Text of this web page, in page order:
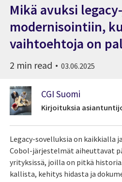
Mikä avuksi
modernisointiin,
vaihtoehtoja on
2 min read 03.06.2025
CGI Suomi
Kirjoituksia
Legacy-sovelluksia on kaikkialla
Cobol-järjestelmät aiheuttavat
yrityksissä, joilla on pitkä
kallista, kehitys hidasta ja